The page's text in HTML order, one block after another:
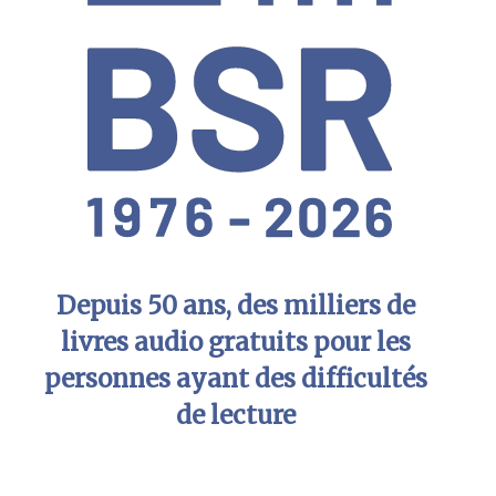
Depuis 50 ans, des milliers de
livres audio gratuits pour les
personnes ayant des difficultés
de lecture